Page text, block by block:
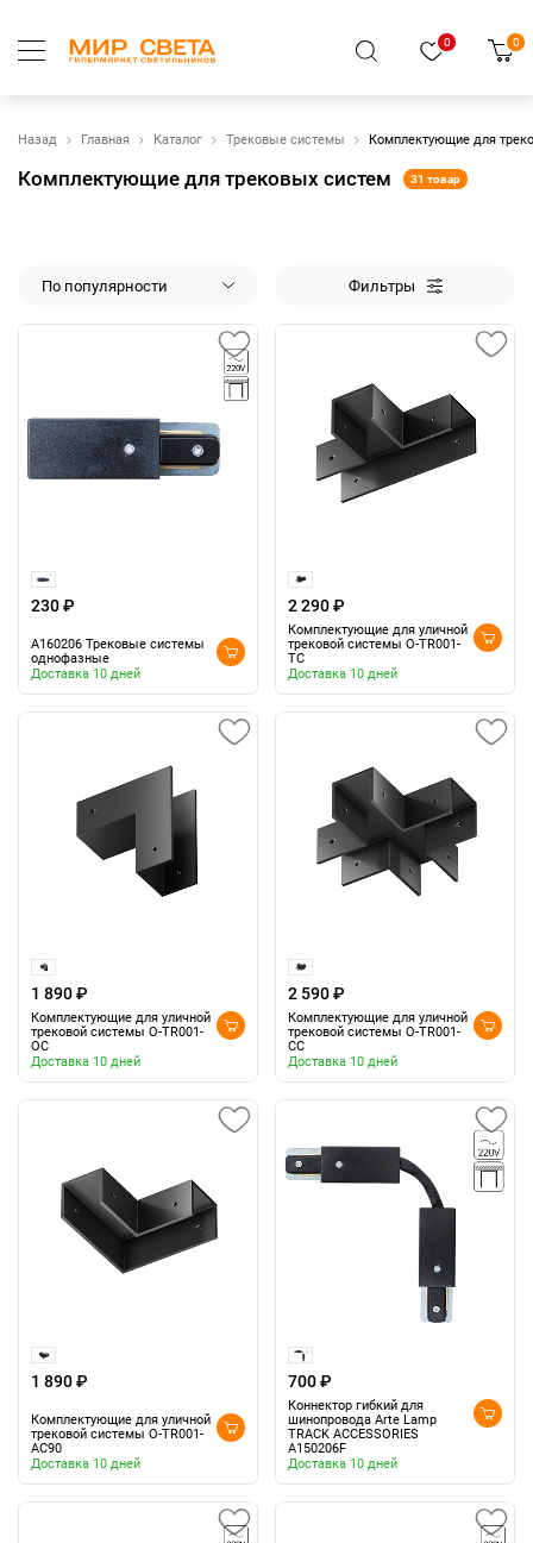
0 0
Назад Главная Каталог Трековые системы Комплектующие для
Комплектующие для трековых систем 31 товар
По популярности Фильтры
230 ₽
A160206 Трековые системы
однофазные
Доставка 10 дней
2 290 ₽
Комплектующие для уличной
трековой системы O-TR001-
TC
Доставка 10 дней
1 890 ₽
Комплектующие для уличной
трековой системы O-TR001-
OC
Доставка 10 дней
2 590 ₽
Комплектующие для уличной
трековой системы O-TR001-
CC
Доставка 10 дней
1 890 ₽
Комплектующие для уличной
трековой системы O-TR001-
AC90
Доставка 10 дней
700 ₽
Коннектор гибкий для
шинопровода Arte Lamp
TRACK ACCESSORIES
A150206F
Доставка 10 дней